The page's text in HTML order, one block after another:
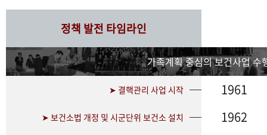
정책 발전 타임라인
가족계획 중심의 보건사업 수
➤ 결핵관리 사업 시작 1961
➤ 보건소법 개정 및 시군단위 보건소 설치 1962